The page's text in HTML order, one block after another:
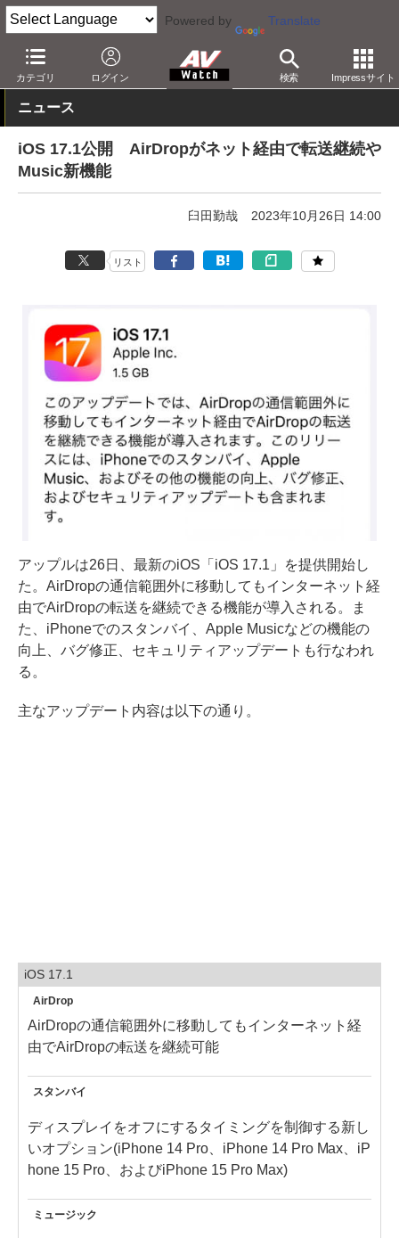
Powered by Translate
カテゴリ ログイン 検索 Impressサイト
AV Watch 製品 アプリ/ソフトウェア
ニュース
iOS 17.1公開 AirDropがネット経由で転送継続や
Music新機能
臼田勤哉 2023年10月26日 14:00
リスト
アップルは26日、最新のiOS「iOS 17.1」を提供開始し
た。AirDropの通信範囲外に移動してもインターネット経
由でAirDropの転送を継続できる機能が導入される。ま
た、iPhoneでのスタンバイ、Apple Musicなどの機能の
向上、バグ修正、セキュリティアップデートも行なわれ
る。
主なアップデート内容は以下の通り。
iOS 17.1
AirDrop
AirDropの通信範囲外に移動してもインターネット経
由でAirDropの転送を継続可能
スタンバイ
ディスプレイをオフにするタイミングを制御する新し
いオプション(iPhone 14 Pro、iPhone 14 Pro Max、iP
hone 15 Pro、およびiPhone 15 Pro Max)
ミュージック